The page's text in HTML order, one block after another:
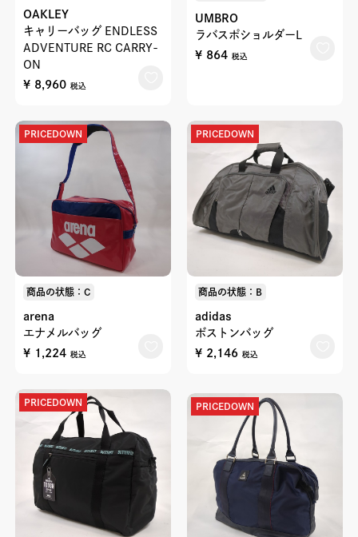
OAKLEY
キャリーバッグ ENDLESS
ADVENTURE RC CARRY-
ON
¥ 8,960 税込
UMBRO
ラバスポショルダーL
¥ 864 税込
PRICEDOWN
商品の状態：C
arena
エナメルバッグ
¥ 1,224 税込
PRICEDOWN
商品の状態：B
adidas
ボストンバッグ
¥ 2,146 税込
PRICEDOWN PRICEDOWN